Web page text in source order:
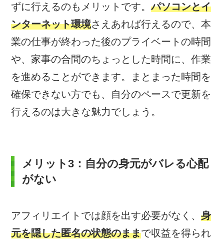
ずに行えるのもメリットです。パソコンとイ
ンターネット環境さえあれば行えるので、本
業の仕事が終わった後のプライベートの時間
や、家事の合間のちょっとした時間に、作業
を進めることができます。まとまった時間を
確保できない方でも、自分のペースで更新を
行えるのは大きな魅力でしょう。
メリット3：自分の身元がバレる心配
がない
アフィリエイトでは顔を出す必要がなく、身
元を隠した匿名の状態のままで収益を得られ